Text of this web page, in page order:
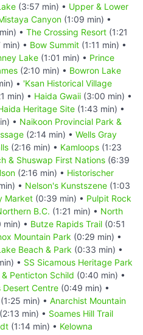
(3:57 min) • Upper & Lower
Canyon (1:09 min) •
• The Crossing Resort (1:21
min) • Bow Summit (1:11 min) •
Lake (1:01 min) • Prince
(2:10 min) • Bowron Lake
• 'Ksan Historical Village
min) • Haida Gwaii (3:00 min) •
Heritage Site (1:43 min) •
• Naikoon Provincial Park &
(2:14 min) • Wells Gray
(2:16 min) • Kamloops (1:23
& Shuswap First Nations (6:39
(2:16 min) • Historischer
• Nelson's Kunstszene (1:03
Market (0:39 min) • Pulpit Rock
B.C. (1:21 min) • North
min) • Butze Rapids Trail (0:51
Mountain Park (0:29 min) •
Beach & Park (0:33 min) •
• SS Sicamous Heritage Park
Penticton Schild (0:40 min) •
Desert Centre (0:49 min) •
(1:25 min) • Anarchist Mountain
(2:13 min) • Soames Hill Trail
(1:14 min) • Kelowna